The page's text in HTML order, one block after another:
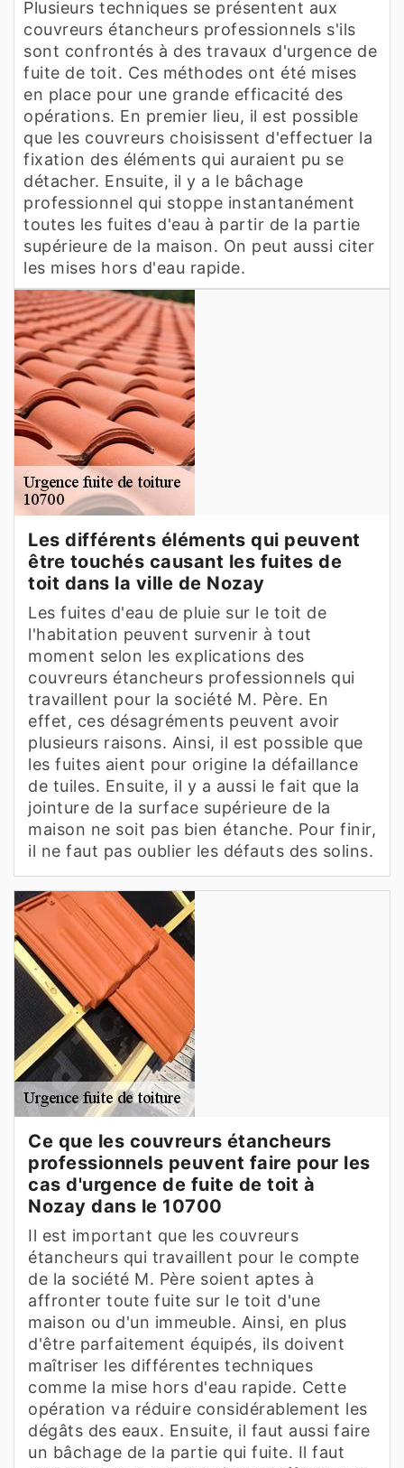
Plusieurs techniques se présentent aux
couvreurs étancheurs professionnels s'ils
sont confrontés à des travaux d'urgence de
fuite de toit. Ces méthodes ont été mises
en place pour une grande efficacité des
opérations. En premier lieu, il est possible
que les couvreurs choisissent d'effectuer la
fixation des éléments qui auraient pu se
détacher. Ensuite, il y a le bâchage
professionnel qui stoppe instantanément
toutes les fuites d'eau à partir de la partie
supérieure de la maison. On peut aussi citer
les mises hors d'eau rapide.
Les différents éléments qui peuvent
être touchés causant les fuites de
toit dans la ville de Nozay
Les fuites d'eau de pluie sur le toit de
l'habitation peuvent survenir à tout
moment selon les explications des
couvreurs étancheurs professionnels qui
travaillent pour la société M. Père. En
effet, ces désagréments peuvent avoir
plusieurs raisons. Ainsi, il est possible que
les fuites aient pour origine la défaillance
de tuiles. Ensuite, il y a aussi le fait que la
jointure de la surface supérieure de la
maison ne soit pas bien étanche. Pour finir,
il ne faut pas oublier les défauts des solins.
Ce que les couvreurs étancheurs
professionnels peuvent faire pour les
cas d'urgence de fuite de toit à
Nozay dans le 10700
Il est important que les couvreurs
étancheurs qui travaillent pour le compte
de la société M. Père soient aptes à
affronter toute fuite sur le toit d'une
maison ou d'un immeuble. Ainsi, en plus
d'être parfaitement équipés, ils doivent
maîtriser les différentes techniques
comme la mise hors d'eau rapide. Cette
opération va réduire considérablement les
dégâts des eaux. Ensuite, il faut aussi faire
un bâchage de la partie qui fuite. Il faut